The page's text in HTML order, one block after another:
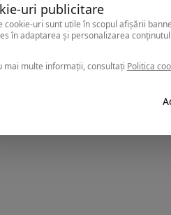
uri publicitare
cookie-uri sunt utile în scopul afișării
în adaptarea și personalizarea
mai multe informații, consultați Politica